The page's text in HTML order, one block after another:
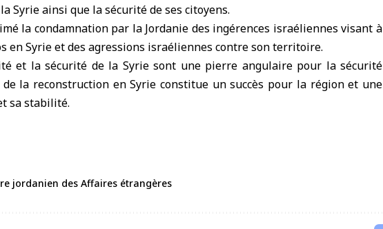
Syrie ainsi que la sécurité de ses citoyens.
la condamnation par la Jordanie des ingérences israéliennes visant à
en Syrie et des agressions israéliennes contre son territoire.
et la sécurité de la Syrie sont une pierre angulaire pour la sécurité
la reconstruction en Syrie constitue un succès pour la région et une
sa stabilité.
jordanien des Affaires étrangères